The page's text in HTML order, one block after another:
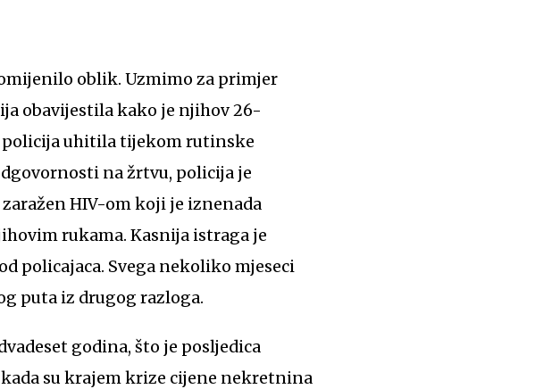
oblik. Uzmimo za primjer
obavijestila kako je njihov 26-
policija uhitila tijekom rutinske
na žrtvu, policija je
HIV-om koji je iznenada
rukama. Kasnija istraga je
policajaca. Svega nekoliko mjeseci
puta iz drugog razloga.
godina, što je posljedica
su krajem krize cijene nekretnina